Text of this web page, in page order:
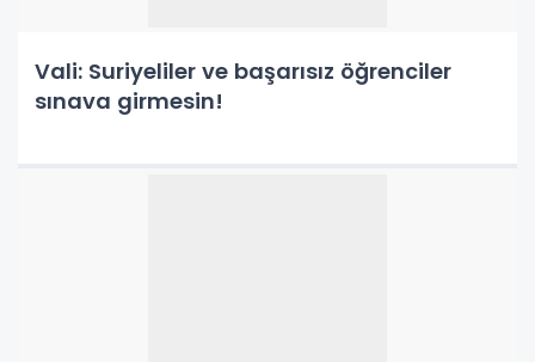
Vali: Suriyeliler ve başarısız öğrenciler
sınava girmesin!